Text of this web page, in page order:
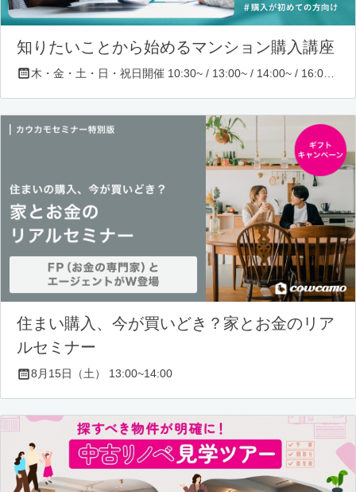
知りたいことから始めるマンション購入講座
住まい購入、今が買いどき？家とお金のリア
ルセミナー
8月15日（土） 13:00~14:00